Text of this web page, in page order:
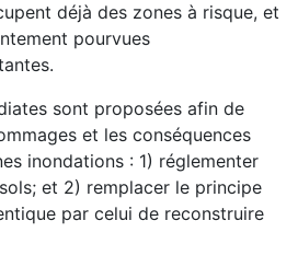
déjà des zones à risque, et
pourvues
sont proposées afin de
et les conséquences
inondations : 1) réglementer
et 2) remplacer le principe
par celui de reconstruire